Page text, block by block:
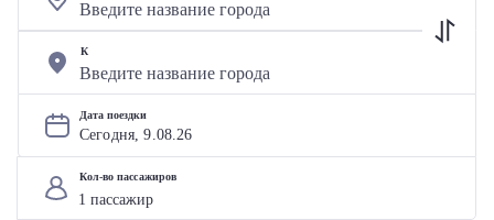
К
Дата поездки
Сегодня, 9.08.26
Кол-во пассажиров